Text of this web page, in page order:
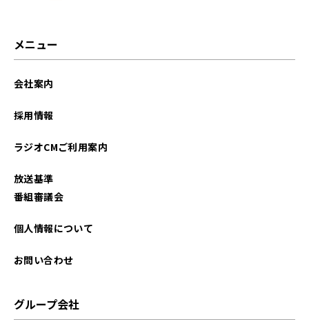
メニュー
会社案内
採用情報
ラジオCMご利用案内
放送基準
番組審議会
個人情報について
お問い合わせ
グループ会社